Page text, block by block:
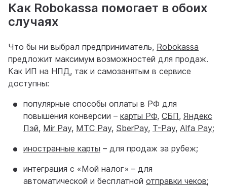
Как Robokassa помогает в обоих
случаях
Что бы ни выбрал предприниматель, Robokassa
предложит максимум возможностей для продаж.
Как ИП на НПД, так и самозанятым в сервисе
доступны:
популярные способы оплаты в РФ для
повышения конверсии – карты РФ, СБП, Яндекс
Пэй, Mir Pay, МТС Pay, SberPay, T-Pay, Alfa Pay;
иностранные карты – для продаж за рубеж;
интеграция с «Мой налог» – для
автоматической и бесплатной отправки чеков;